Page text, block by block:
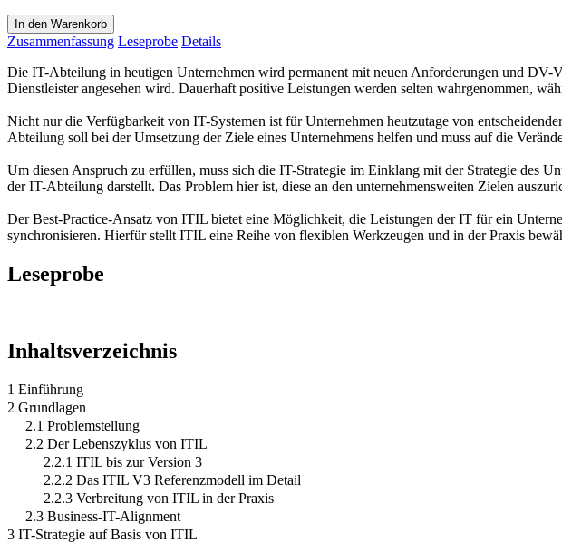
In den Warenkorb
Zusammenfassung Leseprobe Details
Die IT-Abteilung in heutigen Unternehmen wird permanent mit neuen Anforderungen und
Dienstleister angesehen wird. Dauerhaft positive Leistungen werden selten wahrgenommen,
Nicht nur die Verfügbarkeit von IT-Systemen ist für Unternehmen heutzutage von
Abteilung soll bei der Umsetzung der Ziele eines Unternehmens helfen und muss auf die
Um diesen Anspruch zu erfüllen, muss sich die IT-Strategie im Einklang mit der Strategie des
der IT-Abteilung darstellt. Das Problem hier ist, diese an den unternehmensweiten Zielen
Der Best-Practice-Ansatz von ITIL bietet eine Möglichkeit, die Leistungen der IT für ein
synchronisieren. Hierfür stellt ITIL eine Reihe von flexiblen Werkzeugen und in der Praxis
Leseprobe
Inhaltsverzeichnis
1 Einführung
2 Grundlagen
2.1 Problemstellung
2.2 Der Lebenszyklus von ITIL
2.2.1 ITIL bis zur Version 3
2.2.2 Das ITIL V3 Referenzmodell im Detail
2.2.3 Verbreitung von ITIL in der Praxis
2.3 Business-IT-Alignment
3 IT-Strategie auf Basis von ITIL